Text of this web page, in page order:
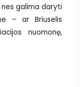
galima daryti
– ar Briuselis
nuomonę,